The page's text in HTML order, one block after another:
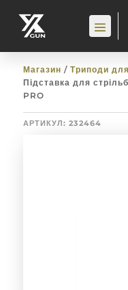
Магазин / Триподи
Підставка для
PRO
АРТИКУЛ: 232464